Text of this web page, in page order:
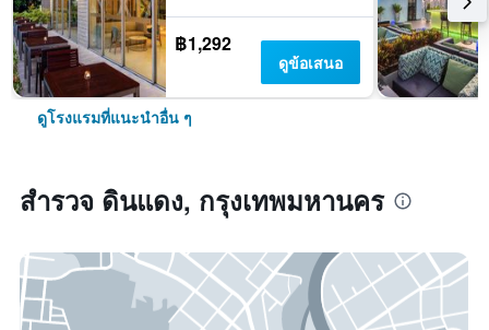
฿1,292
ดูข้อเสนอ
ดูโรงแรมที่แนะนำอื่น ๆ
สำรวจ ดินแดง, กรุงเทพมหานคร